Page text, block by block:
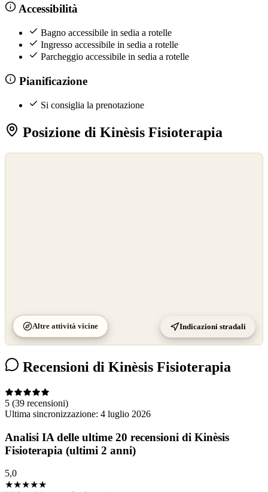
Accessibilità
Bagno accessibile in sedia a rotelle
Ingresso accessibile in sedia a rotelle
Parcheggio accessibile in sedia a rotelle
Pianificazione
Si consiglia la prenotazione
Posizione di Kinèsis Fisioterapia
Altre attività vicine Indicazioni stradali
Recensioni di Kinèsis Fisioterapia
5 (39 recensioni)
Ultima sincronizzazione: 4 luglio 2026
Analisi IA delle ultime 20 recensioni di Kinèsis
Fisioterapia (ultimi 2 anni)
5,0
★★★★★